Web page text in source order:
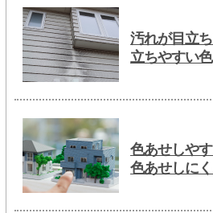
汚れが目立
立ちやすい色
色あせしやす
色あせしに